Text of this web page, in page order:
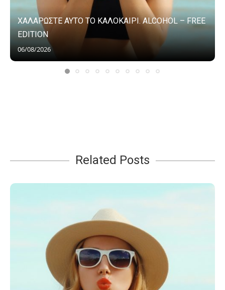
ΧΑΛΑΡΩΣΤΕ ΑΥΤΟ ΤΟ ΚΑΛΟΚΑΙΡΙ. ALCOHOL – FREE
EDITION
06/08/2026
Related Posts